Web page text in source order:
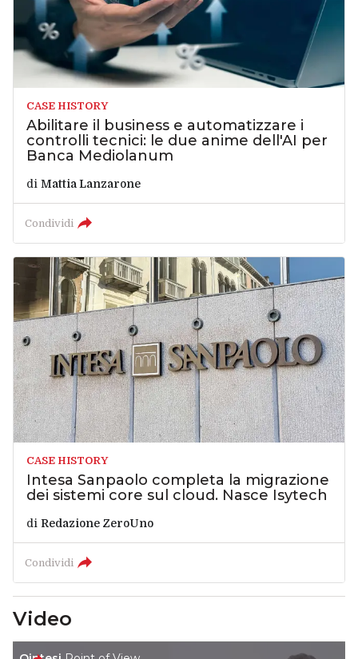
CASE HISTORY
Abilitare il business e automatizzare i
controlli tecnici: le due anime dell'AI per
Banca Mediolanum
di Mattia Lanzarone
Condividi
CASE HISTORY
Intesa Sanpaolo completa la migrazione
dei sistemi core sul cloud. Nasce Isytech
di Redazione ZeroUno
Condividi
Video